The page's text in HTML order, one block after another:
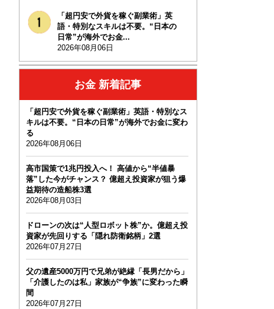
「超円安で外貨を稼ぐ副業術」英
語・特別なスキルは不要。“日本の
日常”が海外でお金...
2026年08月06日
お金 新着記事
「超円安で外貨を稼ぐ副業術」英語・特別なス
キルは不要。“日本の日常”が海外でお金に変わ
る
2026年08月06日
高市国策で1兆円投入へ！ 高値から“半値暴
落”した今がチャンス？ 億超え投資家が狙う爆
益期待の造船株3選
2026年08月03日
ドローンの次は“人型ロボット株”か。億超え投
資家が先回りする「隠れ防衛銘柄」2選
2026年07月27日
父の遺産5000万円で兄弟が絶縁「長男だから」
「介護したのは私」家族が“争族”に変わった瞬
間
2026年07月27日